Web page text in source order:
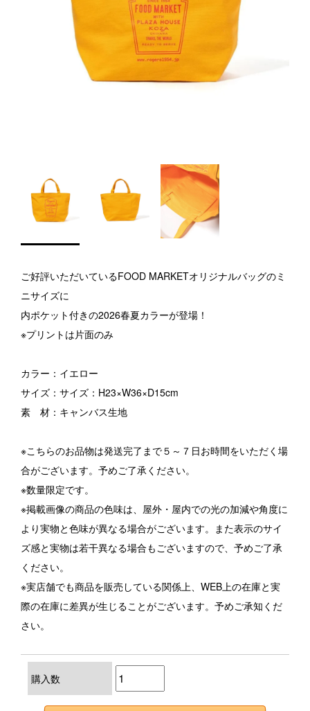
ご好評いただいているFOOD MARKETオリジナルバッグのミ
ニサイズに
内ポケット付きの2026春夏カラーが登場！
※プリントは片面のみ
カラー：イエロー
サイズ：サイズ：H23×W36×D15cm
素 材：キャンバス生地
※こちらのお品物は発送完了まで５～７日お時間をいただく場
合がございます。予めご了承ください。
※数量限定です。
※掲載画像の商品の色味は、屋外・屋内での光の加減や角度に
より実物と色味が異なる場合がございます。また表示のサイ
ズ感と実物は若干異なる場合もございますので、予めご了承
ください。
※実店舗でも商品を販売している関係上、WEB上の在庫と実
際の在庫に差異が生じることがございます。予めご承知くだ
さい。
購入数